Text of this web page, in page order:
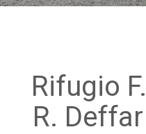
Rifugio
R.